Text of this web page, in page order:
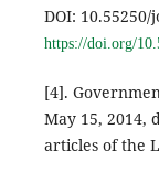
DOI: 10.55250/
https://doi.org/
[4].
May 15, 2014,
articles of the